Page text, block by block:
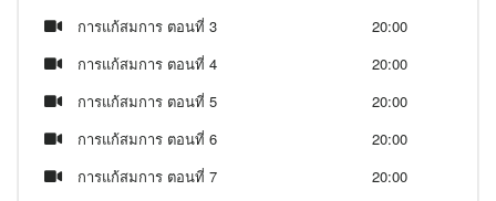
การแก้สมการ ตอนที่ 3
20:00
การแก้สมการ ตอนที่ 4
20:00
การแก้สมการ ตอนที่ 5
20:00
การแก้สมการ ตอนที่ 6
20:00
การแก้สมการ ตอนที่ 7
20:00